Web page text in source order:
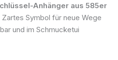
Anhänger aus 585er
Symbol für neue Wege
und im Schmucketui